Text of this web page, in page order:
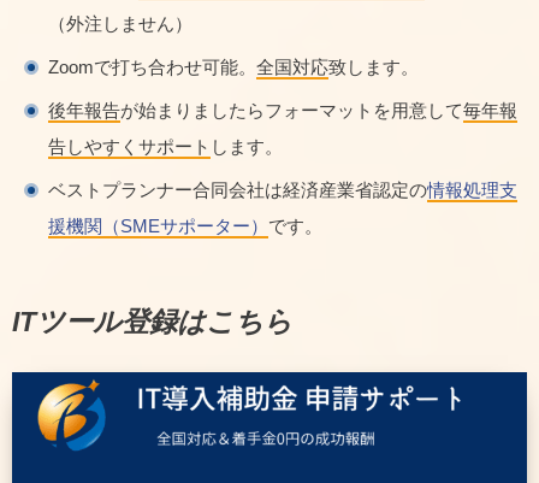
（外注しません）
Zoomで打ち合わせ可能。 全国対応致します。
後年報告が始まりましたらフォーマットを用意して毎年報
告しやすくサポート します。
ベストプランナー合同会社は経済産業省認定の情報処理支
援機関（SMEサポーター） です。
ITツール登録はこちら